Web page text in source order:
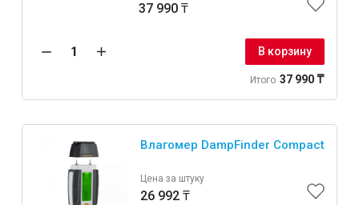
37 990 ₸
В корзину
Итого 37 990 ₸
Влагомер DampFinder Compact
Цена за штуку
26 992 ₸